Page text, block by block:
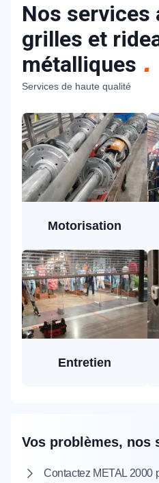
Nos services
grilles et
métalliques
Services de haute qualité
Motorisation
Entretien
Vos problèmes, nos
Contactez METAL 2000